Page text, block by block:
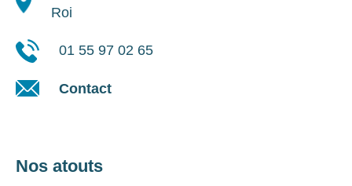
Roi
01 55 97 02 65
Contact
Nos atouts